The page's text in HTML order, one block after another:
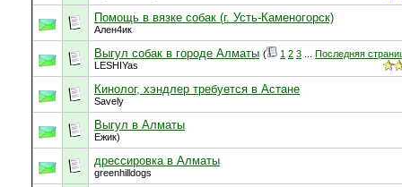
Помощь в вязке собак (г. Усть-Каменогорск)
Ален4ик
Выгул собак в городе Алматы ( 1 2 3
Последняя
LESHIYas
Кинолог, хэндлер требуется в Астане
Savely
Выгул в Алматы
Ежик)
дрессировка в Алматы
greenhilldogs